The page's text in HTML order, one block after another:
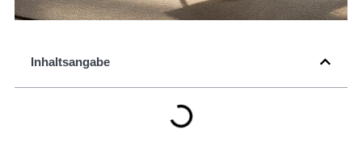
Inhaltsangabe